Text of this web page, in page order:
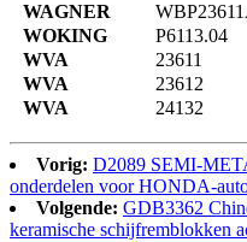
WAGNER
WOKING
P6113.04
WVA
23611
WVA
23612
WVA
24132
Vorig: D2089 SEMI-
onderdelen voor HONDA-
Volgende: GDB3362
keramische schijfremblokken